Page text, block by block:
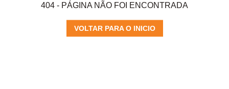
404 - PÁGINA NÃO FOI ENCONTRADA
VOLTAR PARA O INICIO